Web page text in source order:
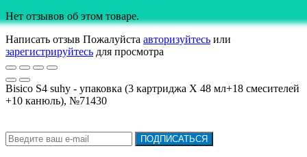
Нет отзывов об этом товаре.
Написать отзыв Пожалуйста авторизуйтесь или
зарегистрируйтесь для просмотра
Bisico S4 suhy - упаковка (3 картриджа Х 48 мл+18 смесителей
+10 канюль), №71430
ПОДПИСАТЬСЯ